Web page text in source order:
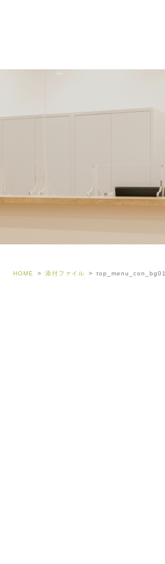
HOME 添付ファイル top_menu_con_bg01